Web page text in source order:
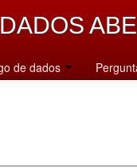
de dados